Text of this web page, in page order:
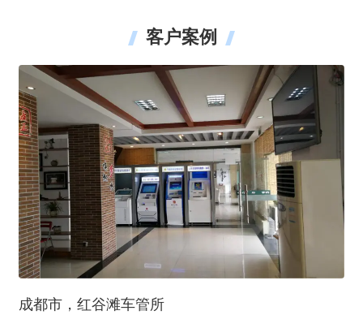
客户案例
成都市，红谷滩车管所